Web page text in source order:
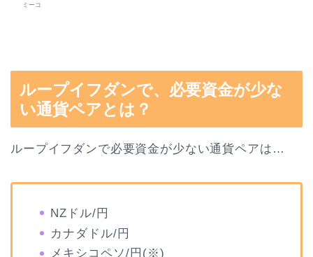
ミーコ
ループイフダンで、必要資金が少な
い通貨ペアとは？
ループイフダンで必要資金が少ない通貨ペアは…
NZドル/円
カナダドル/円
メキシコペソ/円(※)